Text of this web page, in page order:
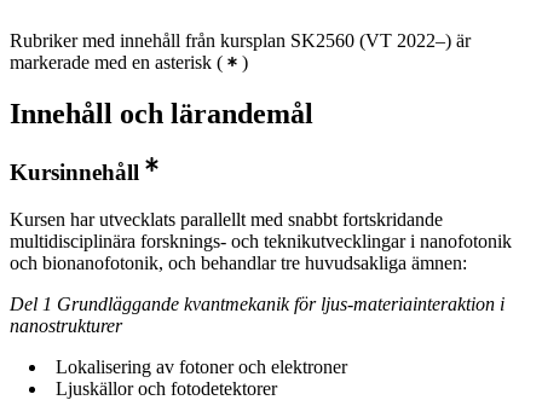
Rubriker med innehåll från kursplan SK2560 (VT 2022–) är
markerade med en asterisk ( )
Innehåll och lärandemål
Kursinnehåll
Kursen har utvecklats parallellt med snabbt fortskridande
multidisciplinära forsknings- och teknikutvecklingar i nanofotonik
och bionanofotonik, och behandlar tre huvudsakliga ämnen:
Del 1 Grundläggande kvantmekanik för ljus-materiainteraktion i
nanostrukturer
Lokalisering av fotoner och elektroner
Ljuskällor och fotodetektorer